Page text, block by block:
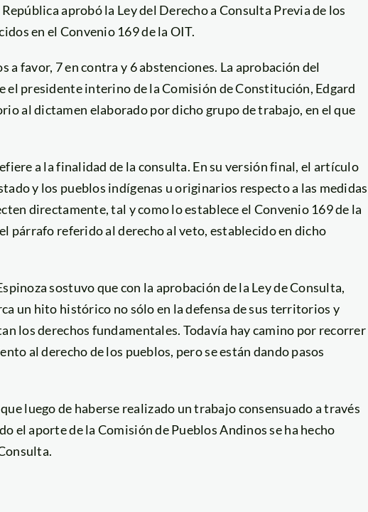
aprobó la Ley del Derecho a Consulta Previa de los
en el Convenio 169 de la OIT.
a favor, 7 en contra y 6 abstenciones. La aprobación del
el presidente interino de la Comisión de Constitución, Edgard
al dictamen elaborado por dicho grupo de trabajo, en el que
a la finalidad de la consulta. En su versión final, el artículo
y los pueblos indígenas u originarios respecto a las medidas
directamente, tal y como lo establece el Convenio 169 de la
párrafo referido al derecho al veto, establecido en dicho
sostuvo que con la aprobación de la Ley de Consulta,
un hito histórico no sólo en la defensa de sus territorios y
los derechos fundamentales. Todavía hay camino por recorrer
al derecho de los pueblos, pero se están dando pasos
luego de haberse realizado un trabajo consensuado a través
el aporte de la Comisión de Pueblos Andinos se ha hecho